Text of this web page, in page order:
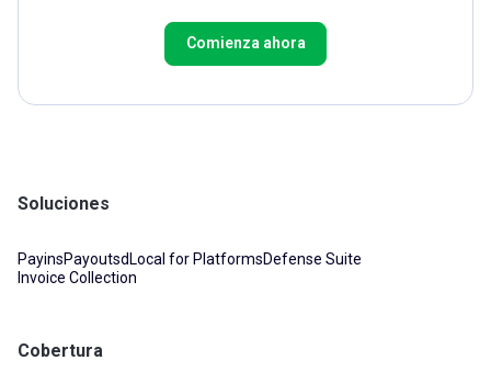
Comienza ahora
Soluciones
PayinsPayoutsdLocal for PlatformsDefense Suite
Invoice Collection
Cobertura